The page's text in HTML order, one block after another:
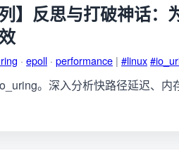
】反思与打破神话
· epoll · performance | #linux
。深入分析快路径延迟、